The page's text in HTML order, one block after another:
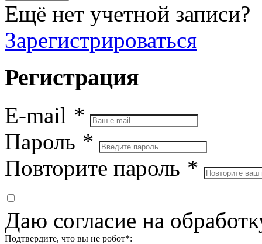
Ещё нет учетной записи?
Зарегистрироваться
Регистрация
E-mail *
Пароль *
Повторите пароль *
Даю согласие на
Подтвердите, что вы не робот*: